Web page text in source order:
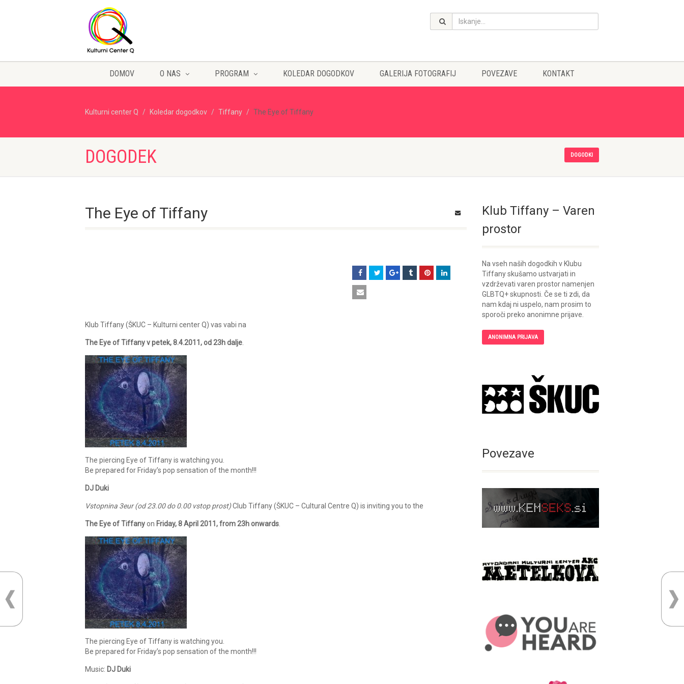
DOMOV O NAS PROGRAM KOLEDAR DOGODKOV GALERIJA FOTOGRAFIJ POVEZAVE KONTAKT
Kulturni center Q Koledar dogodkov Tiffany The Eye of Tiffany
DOGODEK DOGODKI
The Eye of Tiffany
Klub Tiffany (ŠKUC – Kulturni center Q) vas vabi na
The Eye of Tiffany v petek, 8.4.2011, od 23h dalje
The piercing Eye of Tiffany is watching you.
Be prepared for Friday’s pop sensation of the month!!!
DJ Duki
Vstopnina 3eur (od 23.00 do 0.00 vstop prost)Club Tiffany (ŠKUC – Cultural Centre Q) is inviting you to the
The Eye of Tiffanyon Friday, 8 April 2011,from 23h onwards
The piercing Eye of Tiffany is watching you.
Be prepared for Friday’s pop sensation of the month!!!
Music: DJ Duki
Klub Tiffany – Varen
prostor
Na vseh naših dogodkih v Klubu
Tiffany skušamo ustvarjati in
vzdrževati varen prostor namenjen
GLBTQ+ skupnosti. Če se ti zdi, da
nam kdaj ni uspelo, nam prosim to
sporoči preko anonimne prijave.
ANONIMNA PRIJAVA
Povezave